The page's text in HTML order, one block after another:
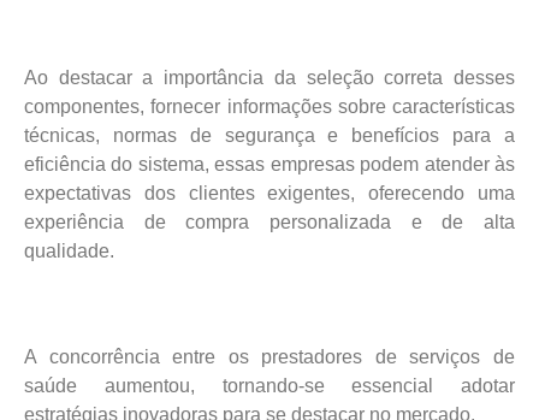
Ao destacar a importância da seleção correta desses
componentes, fornecer informações sobre características
técnicas, normas de segurança e benefícios para a
eficiência do sistema, essas empresas podem atender às
expectativas dos clientes exigentes, oferecendo uma
experiência de compra personalizada e de alta
qualidade.
A concorrência entre os prestadores de serviços de
saúde aumentou, tornando-se essencial adotar
estratégias inovadoras para se destacar no mercado.